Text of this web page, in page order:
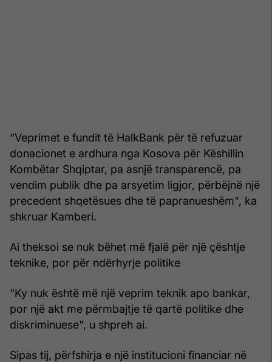
“Veprimet e fundit të HalkBank për të refuzuar
donacionet e ardhura nga Kosova për Këshillin
Kombëtar Shqiptar, pa asnjë transparencë, pa
vendim publik dhe pa arsyetim ligjor, përbëjnë një
precedent shqetësues dhe të papranueshëm", ka
shkruar Kamberi.
Ai theksoi se nuk bëhet më fjalë për një çështje
teknike, por për ndërhyrje politike
“Ky nuk është më një veprim teknik apo bankar,
por një akt me përmbajtje të qartë politike dhe
diskriminuese", u shpreh ai.
Sipas tij, përfshirja e një institucioni financiar në